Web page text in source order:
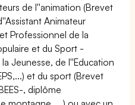
de l''animation (Brevet
Animateur
Professionnel de la
et du Sport -
Jeunesse, de l''Education
et du sport (Brevet
, diplôme